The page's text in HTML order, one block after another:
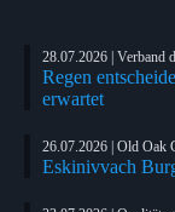
28.07.2026 | Verband
Regen
erwartet
26.07.2026 | Old Oak
Eskinivvach